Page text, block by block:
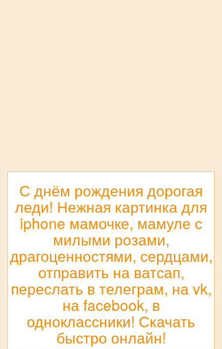
С днём рождения дорогая
леди! Нежная картинка для
iphone мамочке, мамуле с
милыми розами,
драгоценностями, сердцами,
отправить на ватсап,
переслать в телеграм, на vk,
на facebook, в
одноклассники! Скачать
быстро онлайн!